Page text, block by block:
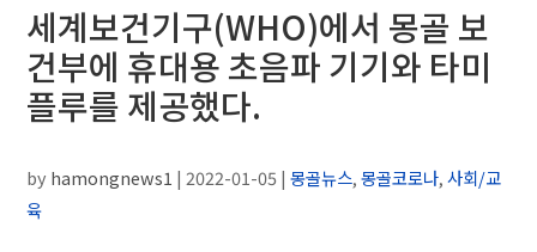
세계보건기구(WHO)에서 몽골 보
건부에 휴대용 초음파 기기와 타미
플루를 제공했다.
by hamongnews1 | 2022-01-05|몽골뉴스,몽골코로나,사회/교
육